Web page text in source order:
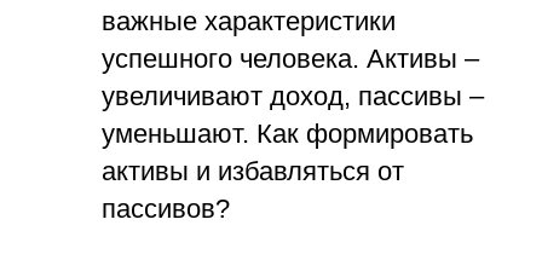
важные характеристики
успешного человека. Активы –
увеличивают доход, пассивы –
уменьшают. Как формировать
активы и избавляться от
пассивов?